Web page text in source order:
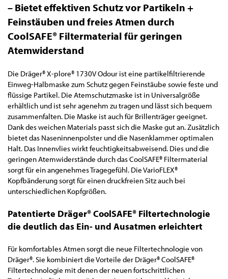
– Bietet effektiven Schutz vor Partikeln +
Feinstäuben und freies Atmen durch
CoolSAFE® Filtermaterial für geringen
Atemwiderstand
Die Dräger® X-plore® 1730V Odour ist eine partikelfiltrierende
Einweg-Halbmaske zum Schutz gegen Feinstäube sowie feste und
flüssige Partikel. Die Atemschutzmaske ist in Universalgröße
erhältlich und ist sehr agenehm zu tragen und lässt sich bequem
zusammenfalten. Die Maske ist auch für Brillenträger geeignet.
Dank des weichen Materials passt sich die Maske gut an. Zusätzlich
bietet das Naseninnenpolster und die Nasenklammer optimalen
Halt. Das Innenvlies wirkt feuchtigkeitsabweisend. Dies und die
geringen Atemwiderstände durch das CoolSAFE® Filtermaterial
sorgt für ein angenehmes Tragegefühl. Die VarioFLEX®
Kopfbänderung sorgt für einen druckfreien Sitz auch bei
unterschiedlichen Kopfgrößen.
Patentierte Dräger® CoolSAFE® Filtertechnologie
die deutlich das Ein- und Ausatmen erleichtert
Für komfortables Atmen sorgt die neue Filtertechnologie von
Dräger®. Sie kombiniert die Vorteile der Dräger® CoolSAFE®
Filtertechnologie mit denen der neuen fortschrittlichen